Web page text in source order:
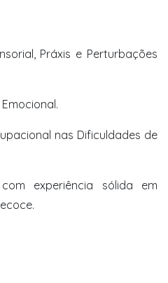
Práxis e Perturbações
nas Dificuldades de
experiência sólida em